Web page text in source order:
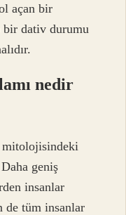
açan bir
bir dativ durumu
nedir
geniş
insanlar
de tüm insanlar